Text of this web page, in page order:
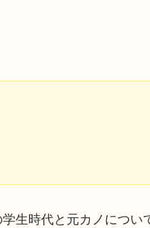
生時代と元カノについ